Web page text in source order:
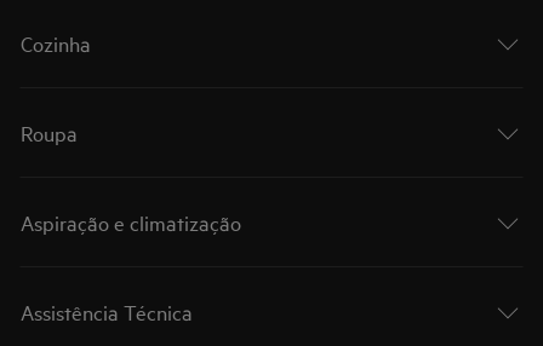
Cozinha
Roupa
Aspiração e climatização
Assistência Técnica